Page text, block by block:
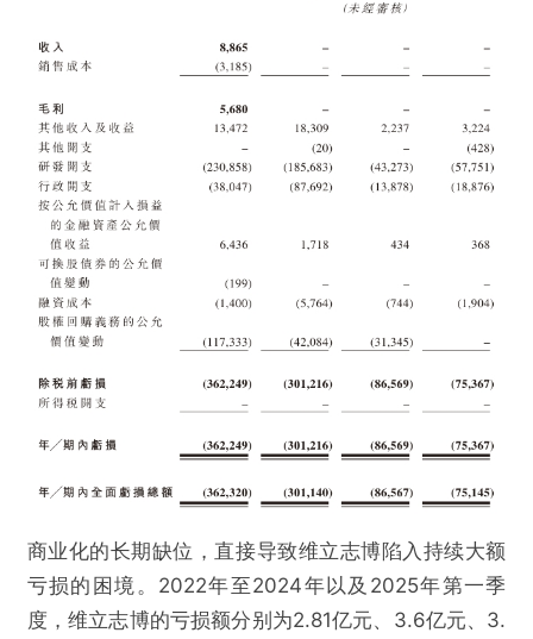
商业化的长期缺位，直接导致维立志博陷入持续大额
亏损的困境。2022年至2024年以及2025年第一季
度，维立志博的亏损额分别为2.81亿元、3.6亿元、3.